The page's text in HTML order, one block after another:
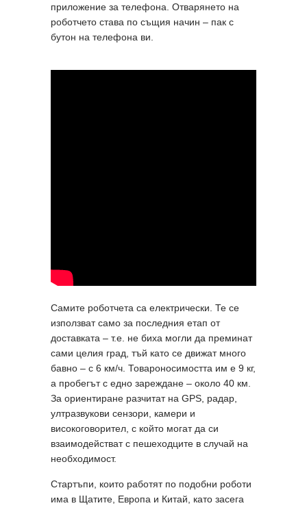
приложение за телефона. Отварянето на
роботчето става по същия начин – пак с
бутон на телефона ви.
Самите роботчета са електрически. Те се
използват само за последния етап от
доставката – т.е. не биха могли да преминат
сами целия град, тъй като се движат много
бавно – с 6 км/ч. Товароносимостта им е 9 кг,
а пробегът с едно зареждане – около 40 км.
За ориентиране разчитат на GPS, радар,
ултразвукови сензори, камери и
високоговорител, с който могат да си
взаимодействат с пешеходците в случай на
необходимост.
Стартъпи, които работят по подобни роботи
има в Щатите, Европа и Китай, като засега